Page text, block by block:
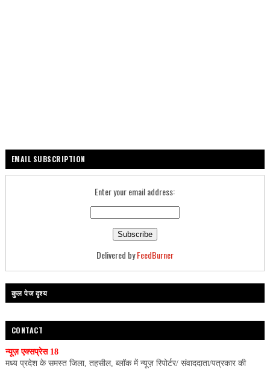
EMAIL SUBSCRIPTION
Enter your email address:
Delivered byFeedBurner
कुल पेज दृश्य
CONTACT
न्यूज़ एक्सप्रेस 18
मध्य प्रदेश के समस्त जिला, तहसील, ब्लॉक में न्यूज़ रिपोर्टर/ संवाददाता/पत्रकार की